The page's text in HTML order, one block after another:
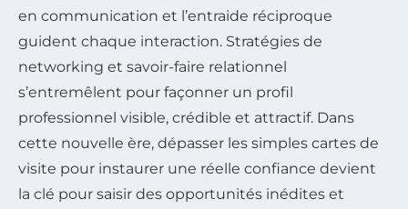
en communication et l’entraide réciproque
guident chaque interaction. Stratégies de
networking et savoir-faire relationnel
s’entremêlent pour façonner un profil
professionnel visible, crédible et attractif. Dans
cette nouvelle ère, dépasser les simples cartes de
visite pour instaurer une réelle confiance devient
la clé pour saisir des opportunités inédites et